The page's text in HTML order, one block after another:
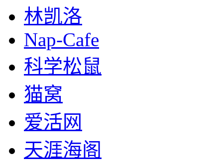
林凯洛
Nap-Cafe
科学松鼠
猫窝
爱活网
天涯海阁